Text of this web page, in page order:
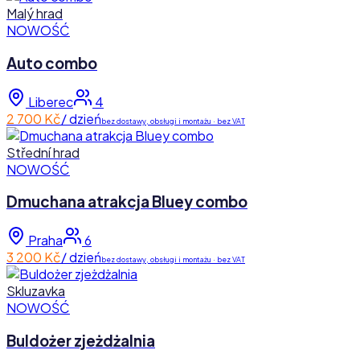
Malý hrad
NOWOŚĆ
Auto combo
Liberec
4
2 700 Kč/ dzieńbez dostawy, obsługi i montażu · bez VAT
Střední hrad
NOWOŚĆ
Dmuchana atrakcja Bluey combo
Praha
6
3 200 Kč/ dzieńbez dostawy, obsługi i montażu · bez VAT
Skluzavka
NOWOŚĆ
Buldożer zjeżdżalnia